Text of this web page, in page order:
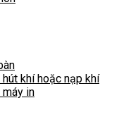
khí hoặc nạp khí
máy in